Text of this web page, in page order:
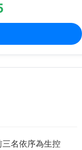
名依序為生控